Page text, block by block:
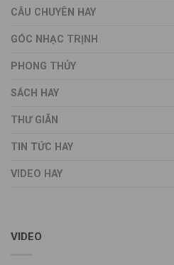
CÂU CHUYÊN HAY
GÓC NHẠC TRỊNH
PHONG THỦY
SÁCH HAY
THƯ GIÃN
TIN TỨC HAY
VIDEO HAY
VIDEO